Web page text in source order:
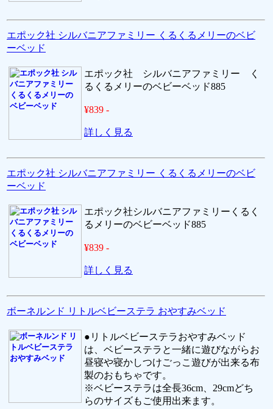
エポック社 シルバニアファミリー くるくるメリーのベビ
ーベッド
エポック社 シルバニアファミリー く
るくるメリーのベビーベッド885
¥839 -
詳しく見る
エポック社 シルバニアファミリー くるくるメリーのベビ
ーベッド
エポック社シルバニアファミリーくるく
るメリーのベビーベッド885
¥839 -
詳しく見る
ボーネルンド リトルベビーステラ おやすみベッド
●リトルベビーステラおやすみベッド
は、ベビーステラと一緒に遊びながらお
昼寝や寝かしつけごっこ遊びが出来る布
製のおもちゃです。
※ベビーステラは全長36cm、29cmどち
らのサイズもご使用出来ます。